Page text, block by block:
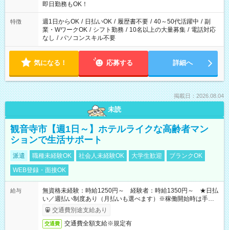
即日勤務もOK！
特徴 週1日からOK / 日払いOK / 履歴書不要 / 40～50代活躍中 / 副
業・WワークOK / シフト勤務 / 10名以上の大量募集 / 電話対応
なし / パソコンスキル不要
気になる！ 応募する 詳細へ
掲載日：2026.08.04
未読
観音寺市【週1日～】ホテルライクな高齢者マン
ションで生活サポート
派遣 職種未経験OK 社会人未経験OK 大学生歓迎
ブランクOK
WEB登録・面接OK
給与
無資格未経験：時給1250円～ 経験者：時給1350円～ ★日払
い／週払い制度あり（月払いも選べます）※稼働開始時は手続き
完了次第のお支払いとなります。
交通費別途支給あり
交通費 交通費全額支給※規定有